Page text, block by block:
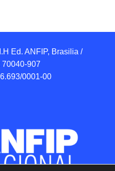
Ed. ANFIP, Brasilia /
70040-907
0001-00